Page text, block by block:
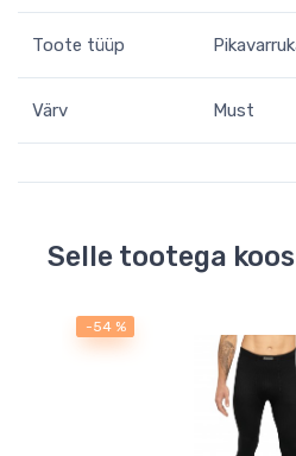
Toote tüüp
Värv Must
Selle tootega
-54 %